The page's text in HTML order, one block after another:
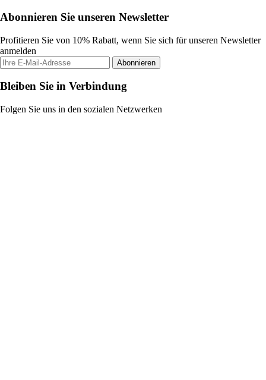
Abonnieren Sie unseren Newsletter
Profitieren Sie von 10% Rabatt, wenn Sie sich für unseren Newsletter
anmelden
Abonnieren
Bleiben Sie in Verbindung
Folgen Sie uns in den sozialen Netzwerken